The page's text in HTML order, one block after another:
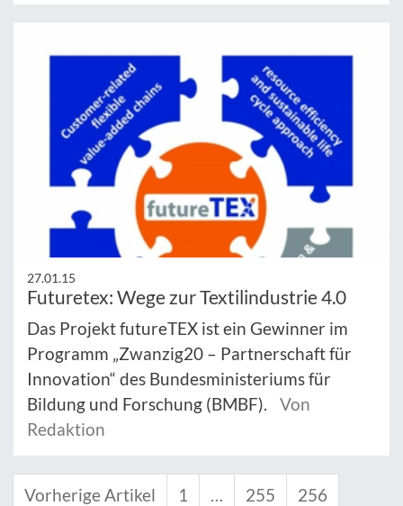
27.01.15
Futuretex: Wege zur Textilindustrie 4.0
Das Projekt futureTEX ist ein Gewinner im
Programm „Zwanzig20 – Partnerschaft für
Innovation“ des Bundesministeriums für
Bildung und Forschung (BMBF).
Von
Redaktion
Vorherige Artikel 1 … 255 256